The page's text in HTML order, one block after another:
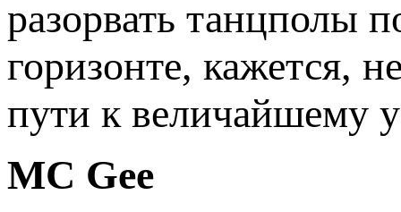
разорвать танцполы
горизонте, кажется,
пути к величайшему
MC Gee